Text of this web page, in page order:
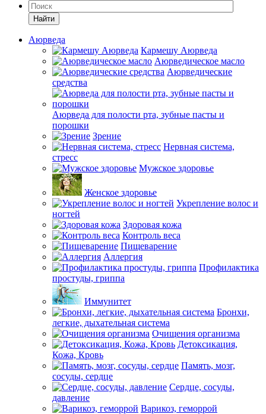
Найти
Аюрведа
Кармешу Аюрведа
Аюрведическое масло
Аюрведические
средства
Аюрведа для полости рта, зубные пасты и
порошки
Зрение
Нервная система,
стресс
Мужское здоровье
Женское здоровье
Укрепление волос и
ногтей
Здоровая кожа
Контроль веса
Пищеварение
Аллергия
Профилактика
простуды, гриппа
Иммунитет
Бронхи,
легкие, дыхательная система
Очищения организма
Детоксикация,
Кожа, Кровь
Память, мозг,
сосуды, сердце
Сердце, сосуды,
давление
Варикоз, геморрой